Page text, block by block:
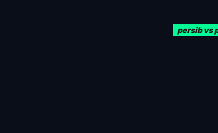
Yogyakarta